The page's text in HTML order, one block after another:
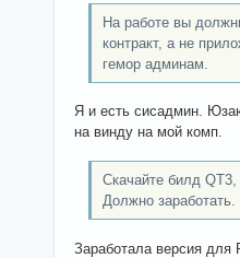
На работе вы
контракт, а не
гемор админам.
Я и есть сисадмин.
на винду на мой комп.
Скачайте билд
Должно заработать.
Заработала версия